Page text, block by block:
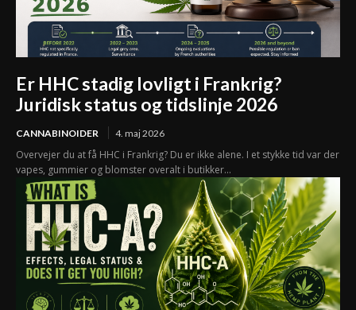
Er HHC stadig lovligt i Frankrig?
Juridisk status og tidslinje 2026
CANNABINOIDER 4. maj 2026
Overvejer du at få HHC i Frankrig? Du er ikke alene. I et stykke tid var der
vapes, gummier og blomster overalt i butikker...